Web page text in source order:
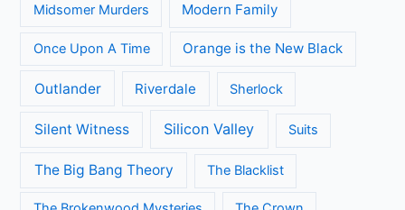
Midsomer Murders Modern Family
Once Upon A Time Orange is the New Black
Outlander Riverdale Sherlock
Silent Witness Silicon Valley Suits
The Big Bang Theory The Blacklist